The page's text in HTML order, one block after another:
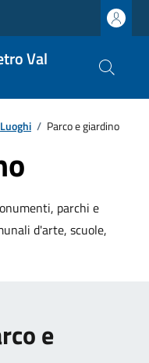
Val
Luoghi / Parco e giardino
parchi e
d'arte, scuole,
e